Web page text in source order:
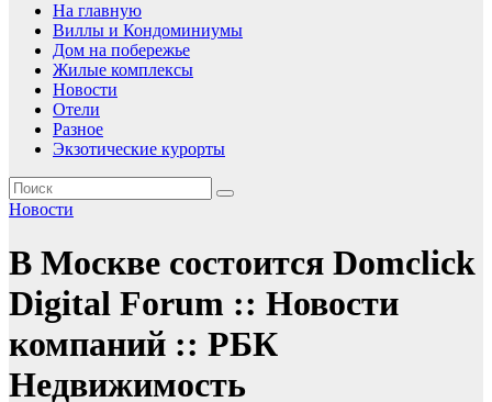
На главную
Виллы и Кондоминиумы
Дом на побережье
Жилые комплексы
Новости
Отели
Разное
Экзотические курорты
Новости
В Москве состоится Domclick
Digital Forum :: Новости
компаний :: РБК
Недвижимость